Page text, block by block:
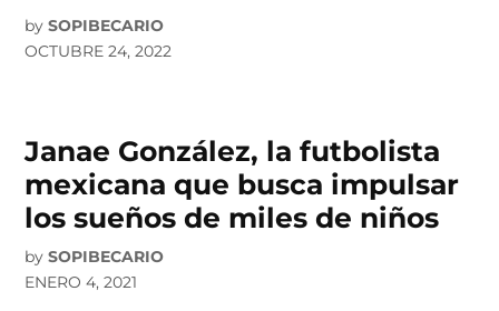
by SOPIBECARIO
OCTUBRE 24, 2022
Janae González, la futbolista
mexicana que busca impulsar
los sueños de miles de niños
by SOPIBECARIO
ENERO 4, 2021